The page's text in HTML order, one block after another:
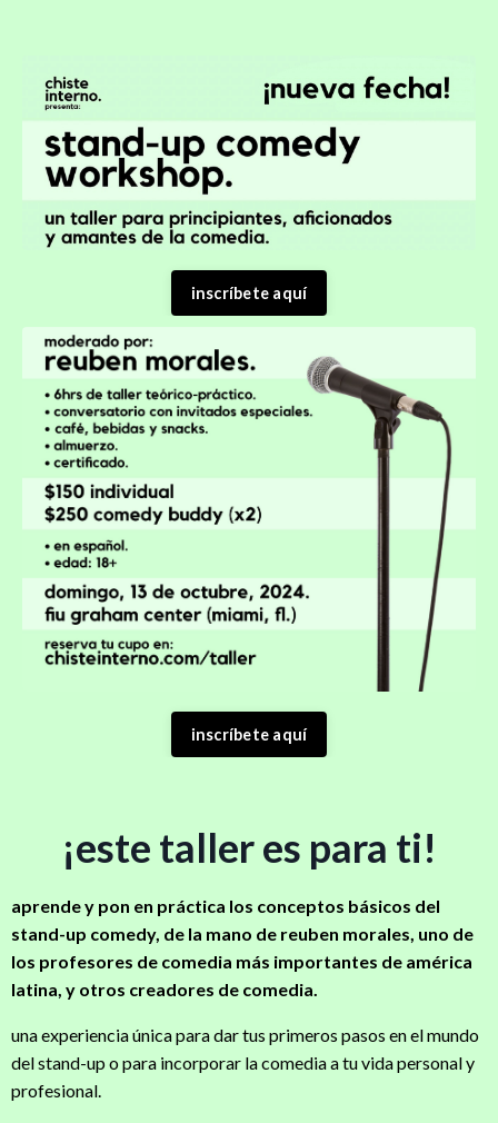
inscríbete aquí
inscríbete aquí
¡este taller es para ti!
aprende y pon en práctica los conceptos básicos del
stand-up comedy, de la mano de reuben morales, uno de
los profesores de comedia más importantes de américa
latina, y otros creadores de comedia.
una experiencia única para dar tus primeros pasos en el mundo
del stand-up o para incorporar la comedia a tu vida personal y
profesional.